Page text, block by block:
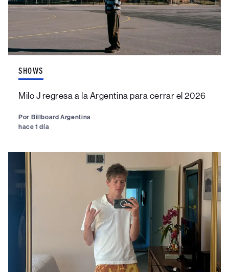
SHOWS
Milo J regresa a la Argentina para cerrar el 2026
Por Billboard Argentina
hace 1 día